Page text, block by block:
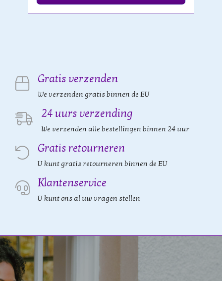
Gratis verzenden
We verzenden gratis binnen de EU
24 uurs verzending
We verzenden alle bestellingen binnen 24 uur
Gratis retourneren
U kunt gratis retourneren binnen de EU
Klantenservice
U kunt ons al uw vragen stellen